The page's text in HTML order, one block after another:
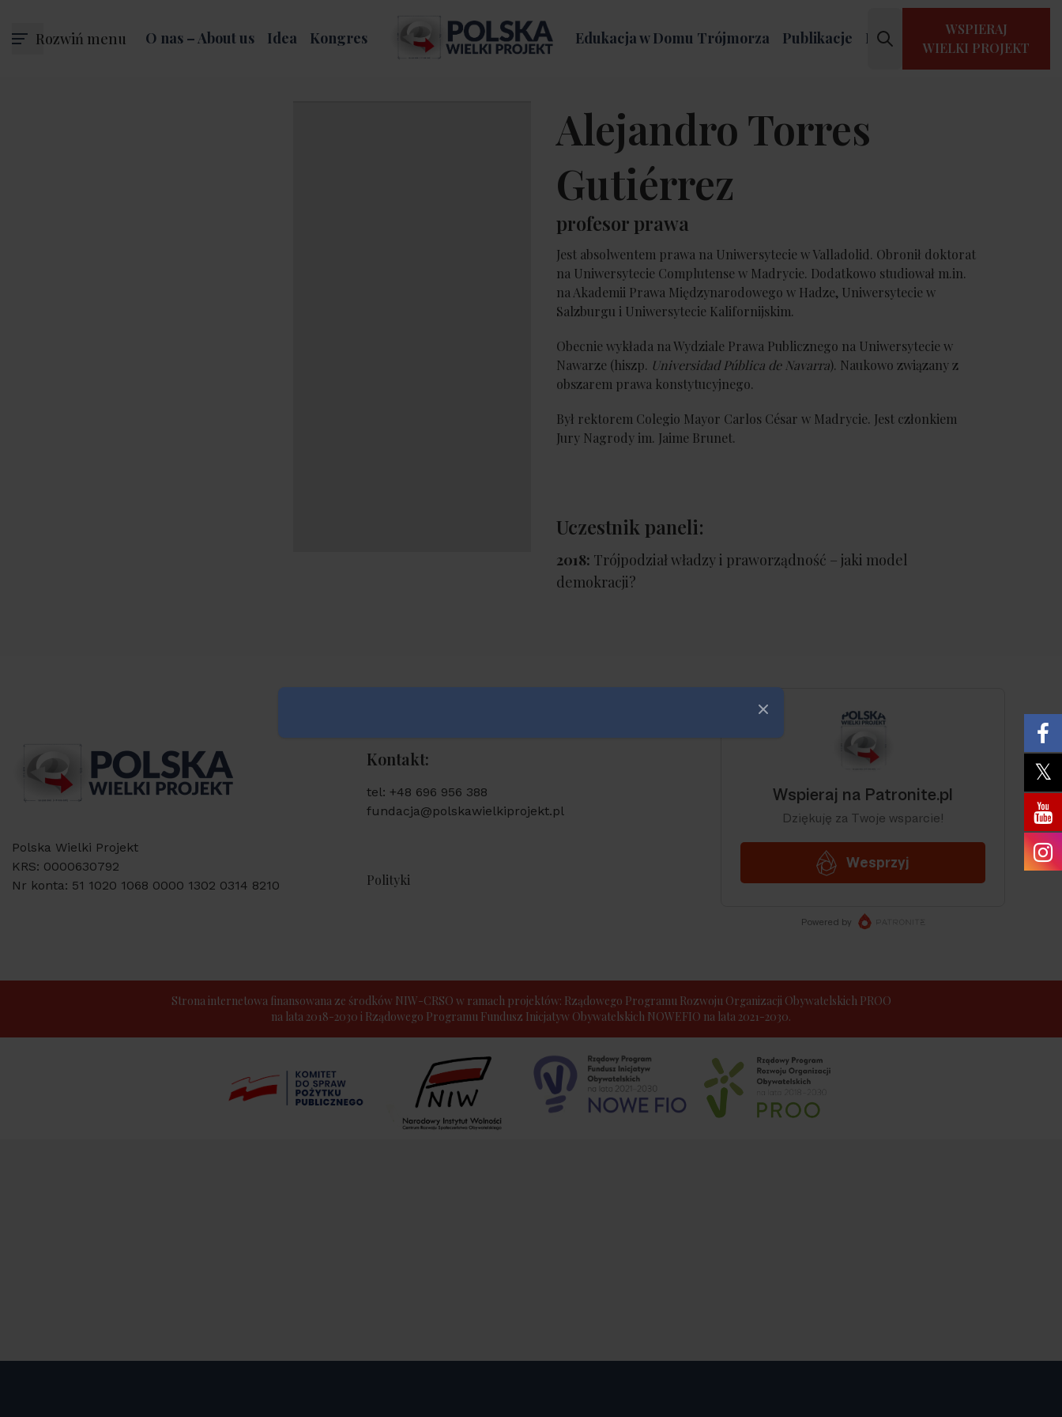
Rozwiń menu O nas – About us Idea Kongres Edukacja w Domu Trójmorza Publikacje Kontakt
WSPIERAJ
WIELKI PROJEKT
Alejandro Torres
Gutiérrez
profesor prawa
Jest absolwentem prawa na Uniwersytecie w Valladolid. Obronił doktorat
na Uniwersytecie Complutense w Madrycie. Dodatkowo studiował m.in.
na Akademii Prawa Międzynarodowego w Hadze, Uniwersytecie w
Salzburgu i Uniwersytecie Kalifornijskim.
Obecnie wykłada na Wydziale Prawa Publicznego na Uniwersytecie w
Nawarze (hiszp. Universidad Pública de Navarra). Naukowo związany z
obszarem prawa konstytucyjnego.
Był rektorem Colegio Mayor Carlos César w Madrycie. Jest członkiem
Jury Nagrody im. Jaime Brunet.
Uczestnik paneli:
2018: Trójpodział władzy i praworządność – jaki model
demokracji?
Polska Wielki Projekt
KRS: 0000630792
Nr konta: 51 1020 1068 0000 1302 0314 8210
Kontakt:
tel: +48 696 956 388
fundacja@polskawielkiprojekt.pl
Polityki
Strona internetowa finansowana ze środków NIW-CRSO w ramach projektów: Rządowego Programu Rozwoju Organizacji Obywatelskich PROO
na lata 2018-2030 i Rządowego Programu Fundusz Inicjatyw Obywatelskich NOWEFIO na lata 2021-2030.
Zamknij